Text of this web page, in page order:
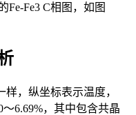
Fe-Fe3 C相图，如图
，纵坐标表示温度，
6.69%，其中包含共晶